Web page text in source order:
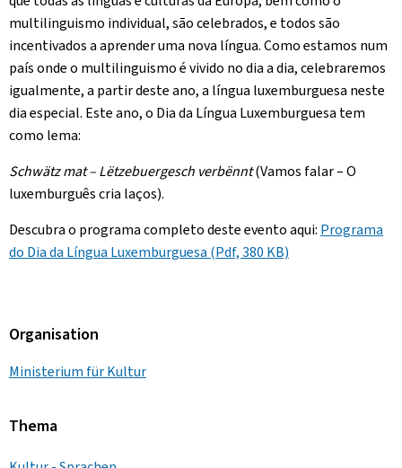
multilinguismo individual, são celebrados, e todos são
incentivados a aprender uma nova língua. Como estamos num
país onde o multilinguismo é vivido no dia a dia, celebraremos
igualmente, a partir deste ano, a língua luxemburguesa neste
dia especial. Este ano, o Dia da Língua Luxemburguesa tem
como lema:
Schwätz mat – Lëtzebuergesch verbënnt(Vamos falar – O
luxemburguês cria laços).
Descubra o programa completo deste evento aqui: Programa
do Dia da Língua Luxemburguesa (Pdf, 380 KB)
Organisation
Ministerium für Kultur
Thema